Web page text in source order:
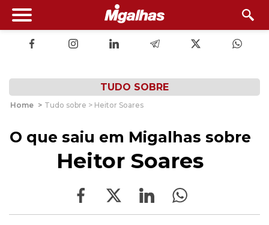
TUDO SOBRE
Home > Tudo sobre > Heitor Soares
O que saiu em Migalhas sobre
Heitor Soares